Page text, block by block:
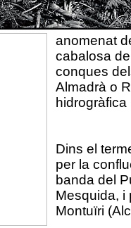
anomenat
cabalosa
conques
Almadrà o
hidrogràfica
Dins el
per la
banda del
Mesquida, i
Montuïri (